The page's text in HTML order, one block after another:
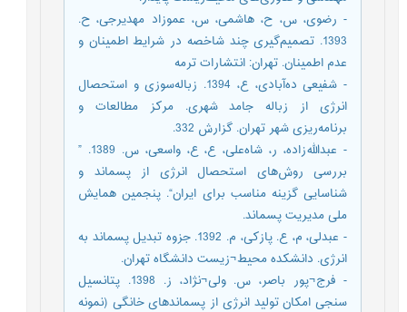
- رضوی، س، ح، هاشمی، س، عموزاد مهدیرجی، ح.
1393. تصمیم‌گیری چند شاخصه در شرایط اطمینان و
عدم اطمینان. تهران: انتشارات ترمه
- شفیعی ده‌آبادی، ع، 1394. زباله‌سوزی و استحصال
انرژی از زباله‌ جامد شهری. مرکز مطالعات و
برنامه‌ریزی شهر تهران. گزارش 332.
- عبدالله‌زاده، ر، شاه‌علی، ع، ع، واسعی، س. 1389. ”
بررسی روش‌های استحصال انرژی از پسماند و
شناسایی گزینه مناسب برای ایران“. پنجمین همایش
ملی مدیریت پسماند.
- عبدلی، م، ع. پازکی، م. 1392. جزوه تبدیل پسماند به
انرژی. دانشکده محیط¬زیست دانشگاه تهران.
- فرج¬پور باصر، س. ولی¬نژاد، ز. 1398. پتانسیل
سنجی امکان تولید انرژی از پسماندهای خانگی (نمونه